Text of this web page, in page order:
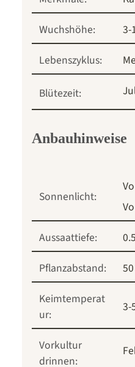
Wuchshöhe:
3-
Lebenszyklus:
Blütezeit:
Anbauhinweise
Sonnenlicht:
Aussaattiefe:
Pflanzabstand:
Keimtemperat
ur:
3-
Vorkultur
drinnen: